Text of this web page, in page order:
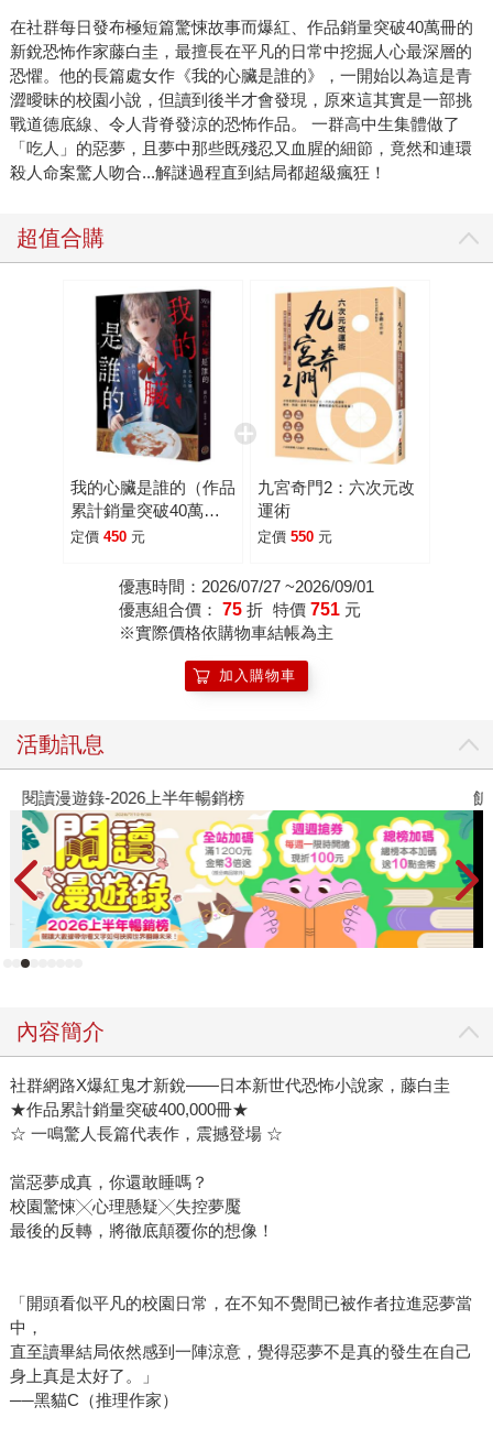
戰道德底線、令人背脊發涼的恐怖作品。 故事的主角彩
音，是一名只希望能度過普通校園生活的高二轉學生。在青
梅竹馬奏的陪伴下，她好不容易重新融入校園，也在網路上
找到了歸屬感，認識了一群背景不同、素未謀面的網友。他
們總會在平日閒話家常，一起為彼此打氣、互相取暖。然
而，這份平靜卻被一場惡夢打破。 有人夢見自己正在「吃
人」。 當群組裡的成員不約而同做了同樣的惡夢，而且夢
命案驚人吻合時，原本溫馨的群組逐漸變質成相互猜忌的修
羅場。凶手是不是就在這群人之中？還是有某種詛咒或是超
自然力量作祟，透過惡夢在暗中操控著他們的意識？ 除了
滿足恐怖小說迷期待的感官刺激之外，書中也觸及了現代社
群文化的陰暗面。當彩音僅僅只是因為一張照片而被全校群
起議論時，那種窒息感讓人聯想到日劇《三年A班》中壓抑的
校園霸凌氛圍。當流言開始擴散，人們下意識地選邊站，盲
目轉發，卻沒有人確認事實真假。一次看似隨意的分享，都
可能成為散布未經證實的資訊，甚至傷害他人隱私的推手。
在螢幕的另一端，人人都能輕易成為評論者與審判者，而真
相早已被流言掩埋。 不過，這裡沒有《三年A班》裡試圖
導正一切的教育者，只有彩音和奏這兩位高中生。當他們面
試圖解讀惡夢的意義，一邊拼湊零碎的線索，隨著故事進入
下半場，節奏不斷加速，最終推向一個會嚇得讀者措手不
後紛紛直呼：「真的有夠瘋，既恐怖又懸疑。」 如果你是
在社群每日發布極短篇驚悚故事而爆紅、作品銷量突破40萬冊的
新銳恐怖作家藤白圭，最擅長在平凡的日常中挖掘人心最深層的
恐懼。他的長篇處女作《我的心臟是誰的》，一開始以為這是青
澀曖昧的校園小說，但讀到後半才會發現，原來這其實是一部挑
戰道德底線、令人背脊發涼的恐怖作品。 一群高中生集體做了
「吃人」的惡夢，且夢中那些既殘忍又血腥的細節，竟然和連環
殺人命案驚人吻合...解謎過程直到結局都超級瘋狂！
超值合購
我的心臟是誰的（作品
累計銷量突破40萬
冊！社群網路X爆紅鬼
新長篇作——校園驚悚
×心理懸疑×集體夢
定價 450 元
九宮奇門2：六次元改
運術
定價 550 元
優惠時間：2026/07/27 ~2026/09/01
優惠組合價： 75 折 特價 751 元
※實際價格依購物車結帳為主
加入購物車
活動訊息
閱讀漫遊錄-2026上半年暢銷榜 飢
內容簡介
社群網路X爆紅鬼才新銳——日本新世代恐怖小說家，藤白圭
★作品累計銷量突破400,000冊★
☆ 一鳴驚人長篇代表作，震撼登場 ☆
當惡夢成真，你還敢睡嗎？
校園驚悚╳心理懸疑╳失控夢魘
最後的反轉，將徹底顛覆你的想像！
「開頭看似平凡的校園日常，在不知不覺間已被作者拉進惡夢當
中，
直至讀畢結局依然感到一陣涼意，覺得惡夢不是真的發生在自己
身上真是太好了。」
──黑貓C（推理作家）